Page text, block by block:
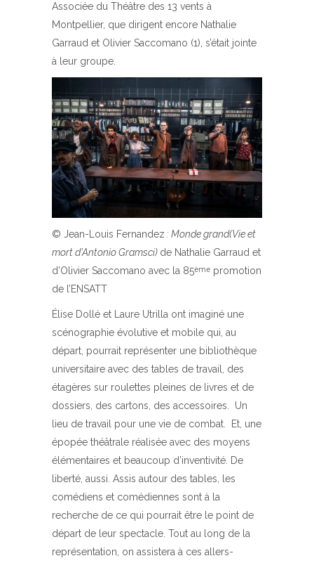
Associée du Théâtre des 13 vents à
Montpellier, que dirigent encore Nathalie
Garraud et Olivier Saccomano (1), s’était jointe
à leur groupe.
© Jean-Louis Fernandez : Monde grand(Vie et
mort d’Antonio Gramsci) de Nathalie Garraud et
d’Olivier Saccomano avec la 85ème promotion
de l’ENSATT
Élise Dollé et Laure Utrilla ont imaginé une
scénographie évolutive et mobile qui, au
départ, pourrait représenter une bibliothèque
universitaire avec des tables de travail, des
étagères sur roulettes pleines de livres et de
dossiers, des cartons, des accessoires. Un
lieu de travail pour une vie de combat. Et, une
épopée théâtrale réalisée avec des moyens
élémentaires et beaucoup d’inventivité. De
liberté, aussi. Assis autour des tables, les
comédiens et comédiennes sont à la
recherche de ce qui pourrait être le point de
départ de leur spectacle. Tout au long de la
représentation, on assistera à ces allers-